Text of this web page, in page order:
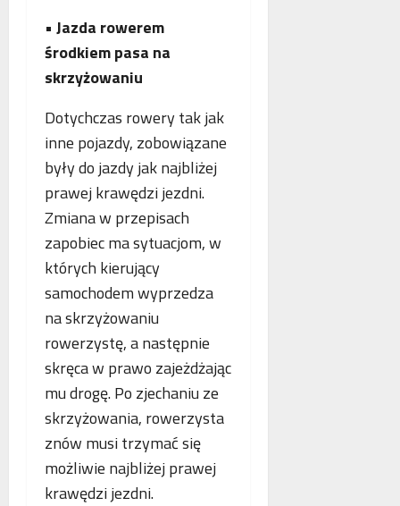
• Jazda rowerem
środkiem pasa na
skrzyżowaniu
Dotychczas rowery tak jak
inne pojazdy, zobowiązane
były do jazdy jak najbliżej
prawej krawędzi jezdni.
Zmiana w przepisach
zapobiec ma sytuacjom, w
których kierujący
samochodem wyprzedza
na skrzyżowaniu
rowerzystę, a następnie
skręca w prawo zajeżdżając
mu drogę. Po zjechaniu ze
skrzyżowania, rowerzysta
znów musi trzymać się
możliwie najbliżej prawej
krawędzi jezdni.